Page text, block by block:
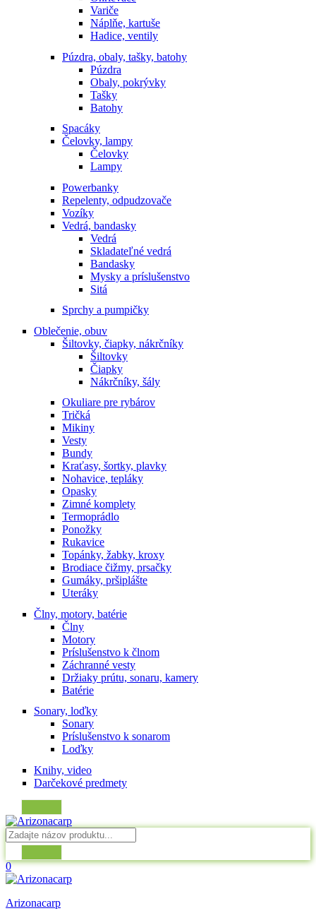
Variče
Náplňe, kartuše
Hadice, ventily
Púzdra, obaly, tašky, batohy
Púzdra
Obaly, pokrývky
Tašky
Batohy
Spacáky
Čelovky, lampy
Čelovky
Lampy
Powerbanky
Repelenty, odpudzovače
Vozíky
Vedrá, bandasky
Vedrá
Skladateľné vedrá
Bandasky
Mysky a príslušenstvo
Sitá
Sprchy a pumpičky
Oblečenie, obuv
Šiltovky, čiapky, nákrčníky
Šiltovky
Čiapky
Nákrčníky, šály
Okuliare pre rybárov
Tričká
Mikiny
Vesty
Bundy
Kraťasy, šortky, plavky
Nohavice, tepláky
Opasky
Zimné komplety
Termoprádlo
Ponožky
Rukavice
Topánky, žabky, kroxy
Brodiace čižmy, prsačky
Gumáky, pršiplášte
Uteráky
Člny, motory, batérie
Člny
Motory
Príslušenstvo k člnom
Záchranné vesty
Držiaky prútu, sonaru, kamery
Batérie
Sonary, loďky
Sonary
Príslušenstvo k sonarom
Loďky
Knihy, video
Darčekové predmety
0
Arizonacarp